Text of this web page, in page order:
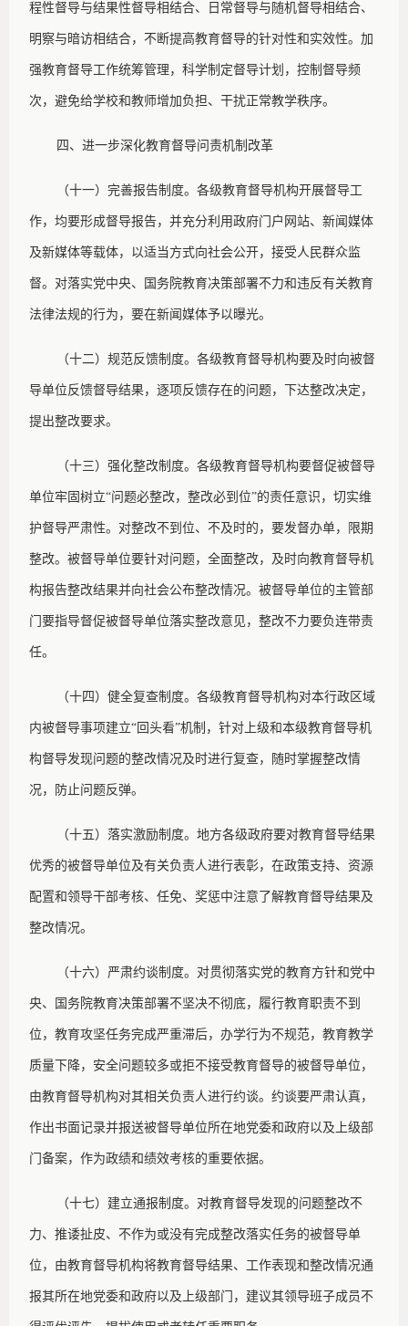
程性督导与结果性督导相结合、日常督导与随机督导相结合、
明察与暗访相结合，不断提高教育督导的针对性和实效性。加
强教育督导工作统筹管理，科学制定督导计划，控制督导频
次，避免给学校和教师增加负担、干扰正常教学秩序。
四、进一步深化教育督导问责机制改革
（十一）完善报告制度。各级教育督导机构开展督导工
作，均要形成督导报告，并充分利用政府门户网站、新闻媒体
及新媒体等载体，以适当方式向社会公开，接受人民群众监
督。对落实党中央、国务院教育决策部署不力和违反有关教育
法律法规的行为，要在新闻媒体予以曝光。
（十二）规范反馈制度。各级教育督导机构要及时向被督
导单位反馈督导结果，逐项反馈存在的问题，下达整改决定，
提出整改要求。
（十三）强化整改制度。各级教育督导机构要督促被督导
单位牢固树立“问题必整改，整改必到位”的责任意识，切实维
护督导严肃性。对整改不到位、不及时的，要发督办单，限期
整改。被督导单位要针对问题，全面整改，及时向教育督导机
构报告整改结果并向社会公布整改情况。被督导单位的主管部
门要指导督促被督导单位落实整改意见，整改不力要负连带责
任。
（十四）健全复查制度。各级教育督导机构对本行政区域
内被督导事项建立“回头看”机制，针对上级和本级教育督导机
构督导发现问题的整改情况及时进行复查，随时掌握整改情
况，防止问题反弹。
（十五）落实激励制度。地方各级政府要对教育督导结果
优秀的被督导单位及有关负责人进行表彰，在政策支持、资源
配置和领导干部考核、任免、奖惩中注意了解教育督导结果及
整改情况。
（十六）严肃约谈制度。对贯彻落实党的教育方针和党中
央、国务院教育决策部署不坚决不彻底，履行教育职责不到
位，教育攻坚任务完成严重滞后，办学行为不规范，教育教学
质量下降，安全问题较多或拒不接受教育督导的被督导单位，
由教育督导机构对其相关负责人进行约谈。约谈要严肃认真，
作出书面记录并报送被督导单位所在地党委和政府以及上级部
门备案，作为政绩和绩效考核的重要依据。
（十七）建立通报制度。对教育督导发现的问题整改不
力、推诿扯皮、不作为或没有完成整改落实任务的被督导单
位，由教育督导机构将教育督导结果、工作表现和整改情况通
报其所在地党委和政府以及上级部门，建议其领导班子成员不